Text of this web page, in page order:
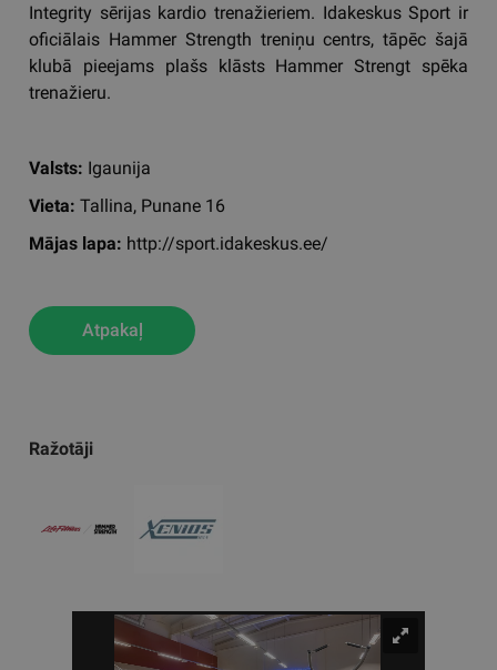
Ražotāji
Integrity sērijas kardio trenažieriem. Idakeskus Sport ir
oficiālais Hammer Strength treniņu centrs, tāpēc šajā
klubā pieejams plašs klāsts Hammer Strengt spēka
trenažieru.
Valsts: Igaunija
Vieta: Tallina, Punane 16
Mājas lapa: http://sport.idakeskus.ee/
Atpakaļ